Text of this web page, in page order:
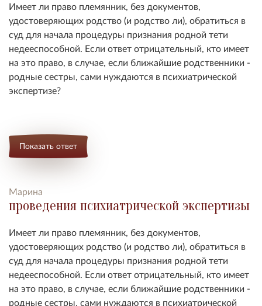
Имеет ли право племянник, без документов,
удостоверяющих родство (и родство ли), обратиться в
суд для начала процедуры признания родной тети
недееспособной. Если ответ отрицательный, кто имеет
на это право, в случае, если ближайшие родственники -
родные сестры, сами нуждаются в психиатрической
экспертизе?
Показать ответ
Марина
проведения психиатрической экспертизы
Имеет ли право племянник, без документов,
удостоверяющих родство (и родство ли), обратиться в
суд для начала процедуры признания родной тети
недееспособной. Если ответ отрицательный, кто имеет
на это право, в случае, если ближайшие родственники -
родные сестры, сами нуждаются в психиатрической